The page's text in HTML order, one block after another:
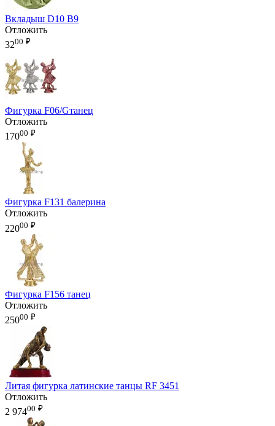
Вкладыш D10 B9
Отложить
3200 ₽
Фигурка F06/Gтанец
Отложить
17000 ₽
Фигурка F131 балерина
Отложить
22000 ₽
Фигурка F156 танец
Отложить
25000 ₽
Литая фигурка латинские танцы RF 3451
Отложить
2 97400 ₽